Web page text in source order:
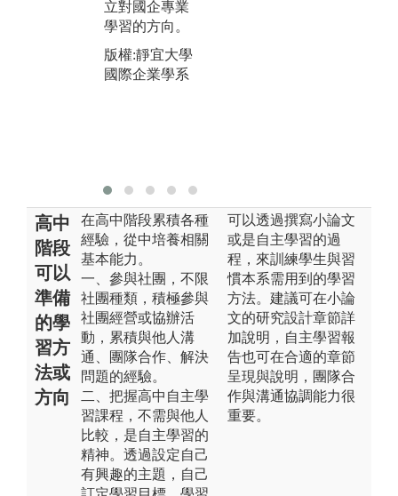
立對國企專業
學習的方向。
版權:靜宜大學
國際企業學系
高中
階段
可以
準備
的學
習方
法或
方向
在高中階段累積各種
經驗，從中培養相關
基本能力。
一、參與社團，不限
社團種類，積極參與
社團經營或協辦活
動，累積與他人溝
通、團隊合作、解決
問題的經驗。
二、把握高中自主學
習課程，不需與他人
比較，是自主學習的
精神。透過設定自己
有興趣的主題，自己
可以透過撰寫小論文
或是自主學習的過
程，來訓練學生與習
慣本系需用到的學習
方法。建議可在小論
文的研究設計章節詳
加說明，自主學習報
告也可在合適的章節
呈現與說明，團隊合
作與溝通協調能力很
重要。